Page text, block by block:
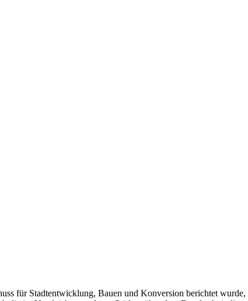
für Stadtentwicklung, Bauen und Konversion berichtet wurde,